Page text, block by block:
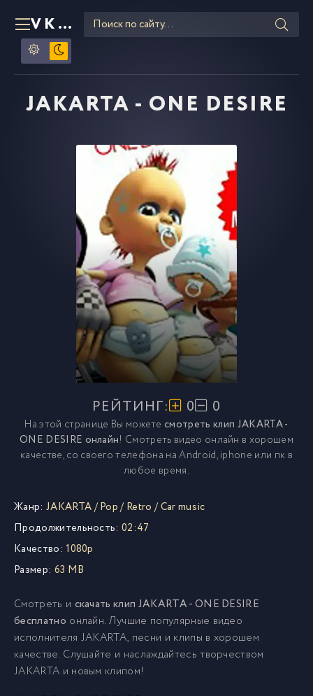
VKLIPE RU
JAKARTA - ONE DESIRE
РЕЙТИНГ: 0 0
На этой странице Вы можетесмотреть клип JAKARTA -
ONE DESIRE онлайн! Смотреть видео онлайн в хорошем
качестве, со своего телефона на Android, iphone или пк в
любое время.
Жанр: JAKARTA/Pop/ Retro /Car music
Продолжительность: 02:47
Качество: 1080p
Размер: 63 MB
Смотреть и скачать клип JAKARTA - ONE DESIRE
бесплатно онлайн. Лучшие популярные видео
исполнителя JAKARTA, песни и клипы в хорошем
качестве. Слушайте и наслаждайтесь творчеством
JAKARTA и новым клипом!